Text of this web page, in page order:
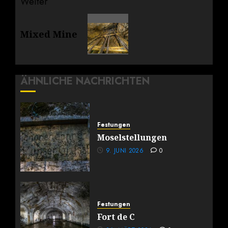
Beitrag:
Mixed Mine
ÄHNLICHE NACHRICHTEN
Festungen
Moselstellungen
9. JUNI 2026 0
Festungen
Fort de C